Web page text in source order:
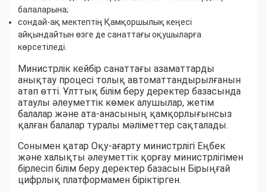
балаларына;
сондай-ақ мектептің Қамқоршылық кеңесі
айқындайтын өзге де санаттағы оқушыларға
көрсетіледі.
Министрлік кейбір санаттағы азаматтарды
анықтау процесі толық автоматтандырылғанын
атап өтті. Ұлттық білім беру деректер базасында
атаулы әлеуметтік көмек алушылар, жетім
балалар және ата-анасының қамқорлығынсыз
қалған балалар туралы мәліметтер сақталады.
Сонымен қатар Оқу-ағарту министрлігі Еңбек
және халықты әлеуметтік қорғау министрлігімен
бірлесіп білім беру деректер базасын Бірыңғай
цифрлық платформамен біріктірген.